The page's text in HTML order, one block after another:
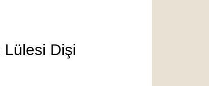
Lülesi Dişi